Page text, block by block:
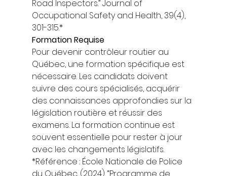
Road Inspectors.” Journal of
Occupational Safety and Health, 39(4),
301-315.*
Formation Requise
Pour devenir contrôleur routier au
Québec, une formation spécifique est
nécessaire. Les candidats doivent
suivre des cours spécialisés, acquérir
des connaissances approfondies sur la
législation routière et réussir des
examens. La formation continue est
souvent essentielle pour rester à jour
avec les changements législatifs.
*Référence : École Nationale de Police